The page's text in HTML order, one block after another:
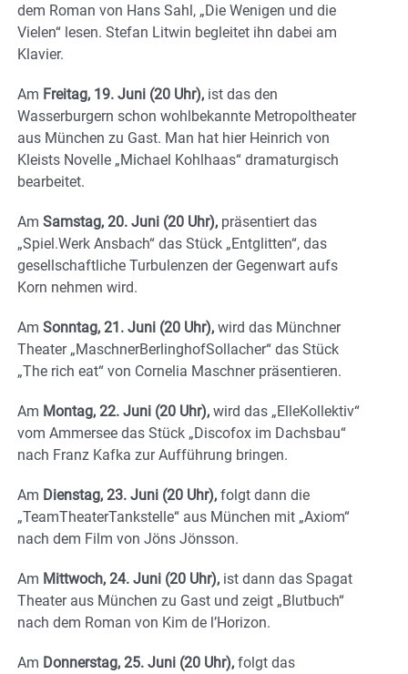
dem Roman von Hans Sahl, „Die Wenigen und die
Vielen“ lesen. Stefan Litwin begleitet ihn dabei am
Klavier.
Am Freitag, 19. Juni (20 Uhr), ist das den
Wasserburgern schon wohlbekannte Metropoltheater
aus München zu Gast. Man hat hier Heinrich von
Kleists Novelle „Michael Kohlhaas“ dramaturgisch
bearbeitet.
Am Samstag, 20. Juni (20 Uhr), präsentiert das
„Spiel.Werk Ansbach“ das Stück „Entglitten“, das
gesellschaftliche Turbulenzen der Gegenwart aufs
Korn nehmen wird.
Am Sonntag, 21. Juni (20 Uhr), wird das Münchner
Theater „MaschnerBerlinghofSollacher“ das Stück
„The rich eat“ von Cornelia Maschner präsentieren.
Am Montag, 22. Juni (20 Uhr), wird das „ElleKollektiv“
vom Ammersee das Stück „Discofox im Dachsbau“
nach Franz Kafka zur Aufführung bringen.
Am Dienstag, 23. Juni (20 Uhr), folgt dann die
„TeamTheaterTankstelle“ aus München mit „Axiom“
nach dem Film von Jöns Jönsson.
Am Mittwoch, 24. Juni (20 Uhr), ist dann das Spagat
Theater aus München zu Gast und zeigt „Blutbuch“
nach dem Roman von Kim de l’Horizon.
Am Donnerstag, 25. Juni (20 Uhr), folgt das